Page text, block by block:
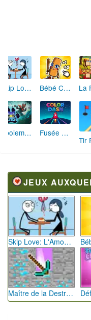
Skip Love: L'Amour en Péril Bébé Clic Italien: La Folie des Petits Bambins
Aboiement Stellaire : Aventure Canine Fusée Chromatique: La Course des Couleurs
Tir
JEUX
Skip Love: L'Amour en Péril
Maître de la Destruction: Fusion de Pioches